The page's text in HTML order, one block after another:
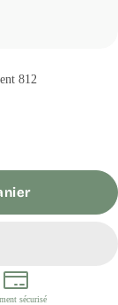
812
sécurisé